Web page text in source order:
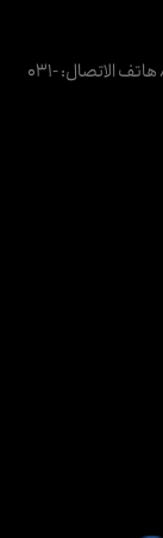
أصفهان، شارع طيب، قبل شارع مسجد سيد، مبنى مهتاب 8 هاتف الاتصال: ‎031-